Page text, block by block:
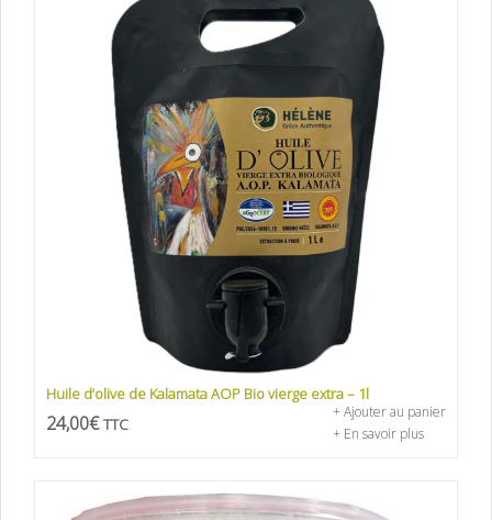
Huile d’olive de Kalamata AOP Bio vierge extra – 1l
24,00€ TTC
+ Ajouter au panier
+ En savoir plus